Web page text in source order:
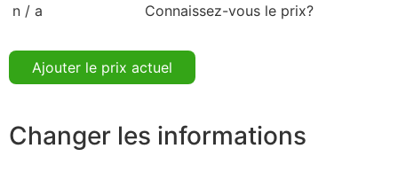
n / a Connaissez-vous le prix?
Ajouter le prix actuel
Changer les informations